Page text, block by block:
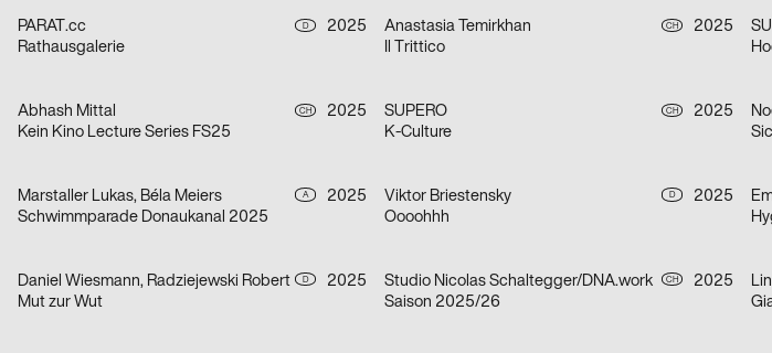
PARAT.cc D
2025
Rathausgalerie
Anastasia Temirkhan CH
2025
Il Trittico
Abhash Mittal CH
2025
Kein Kino Lecture Series FS25
SUPERO CH
2025
K-Culture
Marstaller Lukas, Béla Meiers A
2025
Schwimmparade Donaukanal 2025
Viktor Briestensky D
2025
Oooohhh
Daniel Wiesmann, Radziejewski Robert D
2025
Mut zur Wut
Studio Nicolas Schaltegger/DNA.work CH
2025
Saison 2025/26